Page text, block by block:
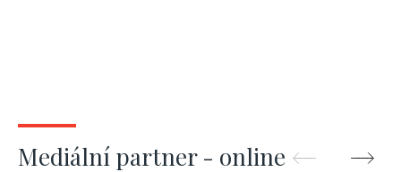
Mediální partner - online